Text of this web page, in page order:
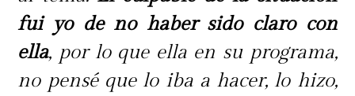
fui yo de no haber sido claro con
ella, por lo que ella en su programa,
no pensé que lo iba a hacer, lo hizo,